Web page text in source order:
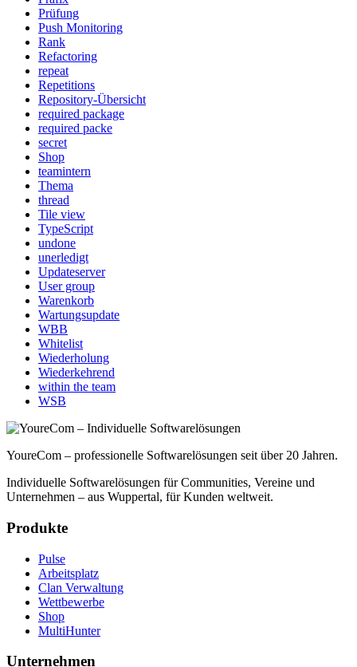
Prüfung
Push Monitoring
Rank
Refactoring
repeat
Repetitions
Repository-Übersicht
required package
required packe
secret
Shop
teamintern
Thema
thread
Tile view
TypeScript
undone
unerledigt
Updateserver
User group
Warenkorb
Wartungsupdate
WBB
Whitelist
Wiederholung
Wiederkehrend
within the team
WSB
YoureCom – professionelle Softwarelösungen seit über 20 Jahren.
Individuelle Softwarelösungen für Communities, Vereine und
Unternehmen – aus Wuppertal, für Kunden weltweit.
Produkte
Pulse
Arbeitsplatz
Clan Verwaltung
Wettbewerbe
Shop
MultiHunter
Unternehmen